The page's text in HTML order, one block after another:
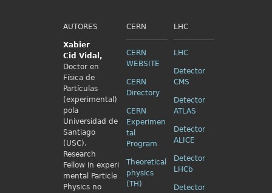
AUTORES
Xabier
Cid Vidal,
Doctor en
Física de
Partículas
(experimental)
pola
Universidad de
Santiago
(USC).
Research
Fellow in experi
mental Particle
Physics no
CERN
CERN
WEBSITE
CERN
Directory
CERN
Experimen
tal
Program
Theoretical
physics
(TH)
LHC
LHC
Detector
CMS
Detector
ATLAS
Detector
ALICE
Detector
LHCb
Detector